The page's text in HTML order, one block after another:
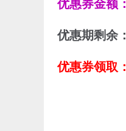
优惠券金额：
优惠期剩余：
优惠券领取：